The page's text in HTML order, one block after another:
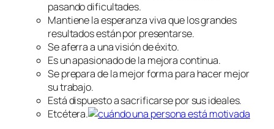
pasando dificultades.
Mantiene la esperanza viva que los grandes
resultados están por presentarse.
Se aferra a una visión de éxito.
Es un apasionado de la mejora continua.
Se prepara de la mejor forma para hacer mejor
su trabajo.
Está dispuesto a sacrificarse por sus ideales.
Etcétera.